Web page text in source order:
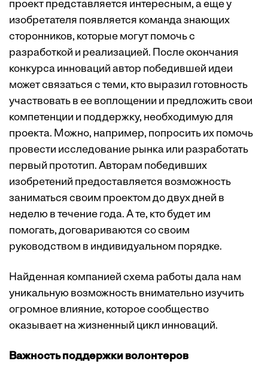
проект представляется интересным, а еще у
изобретателя появляется команда знающих
сторонников, которые могут помочь с
разработкой и реализацией. После окончания
конкурса инноваций автор победившей идеи
может связаться с теми, кто выразил готовность
участвовать в ее воплощении и предложить свои
компетенции и поддержку, необходимую для
проекта. Можно, например, попросить их помочь
провести исследование рынка или разработать
первый прототип. Авторам победивших
изобретений предоставляется возможность
заниматься своим проектом до двух дней в
неделю в течение года. А те, кто будет им
помогать, договариваются со своим
руководством в индивидуальном порядке.
Найденная компанией схема работы дала нам
уникальную возможность внимательно изучить
огромное влияние, которое сообщество
оказывает на жизненный цикл инноваций.
Важность поддержки волонтеров